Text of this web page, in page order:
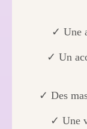
✓ Une
✓ Un
✓ Des
✓ Une